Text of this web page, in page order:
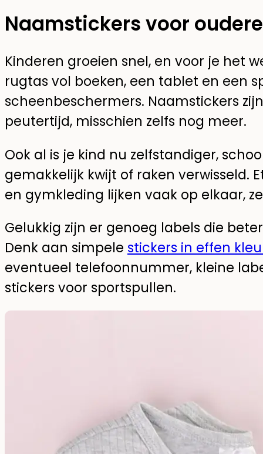
Naamstickers voor
Kinderen groeien snel, en voor je het
rugtas vol boeken, een tablet en een
scheenbeschermers. Naamstickers
peutertijd, misschien zelfs nog meer.
Ook al is je kind nu zelfstandiger,
gemakkelijk kwijt of raken verwisseld.
en gymkleding lijken vaak op elkaar,
Gelukkig zijn er genoeg labels die
Denk aan simpele stickers in effen
eventueel telefoonnummer, kleine
stickers voor sportspullen.